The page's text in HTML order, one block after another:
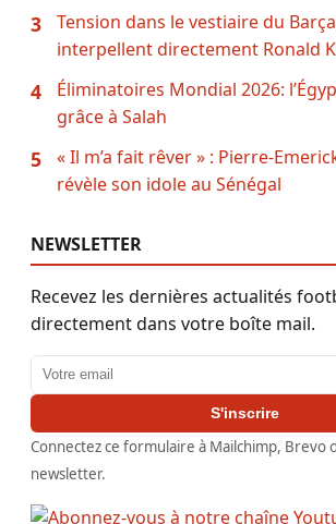
3
Tension dans le vestiaire du
interpellent directement Ronald
4
Éliminatoires Mondial 2026:
grâce à Salah
5
« Il m’a fait rêver » : Pierre-
révèle son idole au Sénégal
NEWSLETTER
Recevez les dernières actualités
directement dans votre boîte mail.
Adresse email
S'inscrire
Connectez ce formulaire à Mailchimp, Brevo
newsletter.